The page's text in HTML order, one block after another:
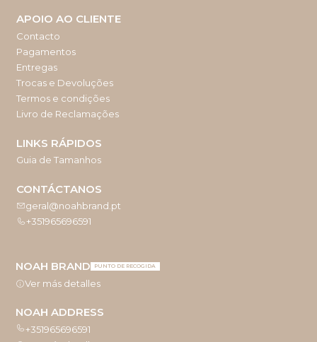
APOIO AO CLIENTE
Contacto
Pagamentos
Entregas
Trocas e Devoluções
Termos e condições
Livro de Reclamações
LINKS RÁPIDOS
Guia de Tamanhos
CONTÁCTANOS
geral@noahbrand.pt
+351965696591
NOAH BRAND PUNTO DE RECOGIDA
Ver más detalles
NOAH ADDRESS
+351965696591